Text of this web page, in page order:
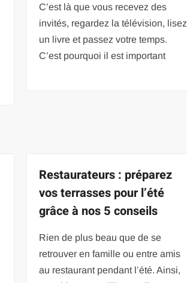
C’est là que vous recevez des
invités, regardez la télévision, lisez
un livre et passez votre temps.
C’est pourquoi il est important
Restaurateurs : préparez
vos terrasses pour l’été
grâce à nos 5 conseils
Rien de plus beau que de se
retrouver en famille ou entre amis
au restaurant pendant l’été. Ainsi,